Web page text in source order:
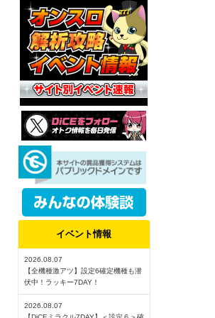
イベント情報
2026.08.07
【全機種激アツ】設定6確定機種も潜
伏中！ラッキー7DAY！
2026.08.07